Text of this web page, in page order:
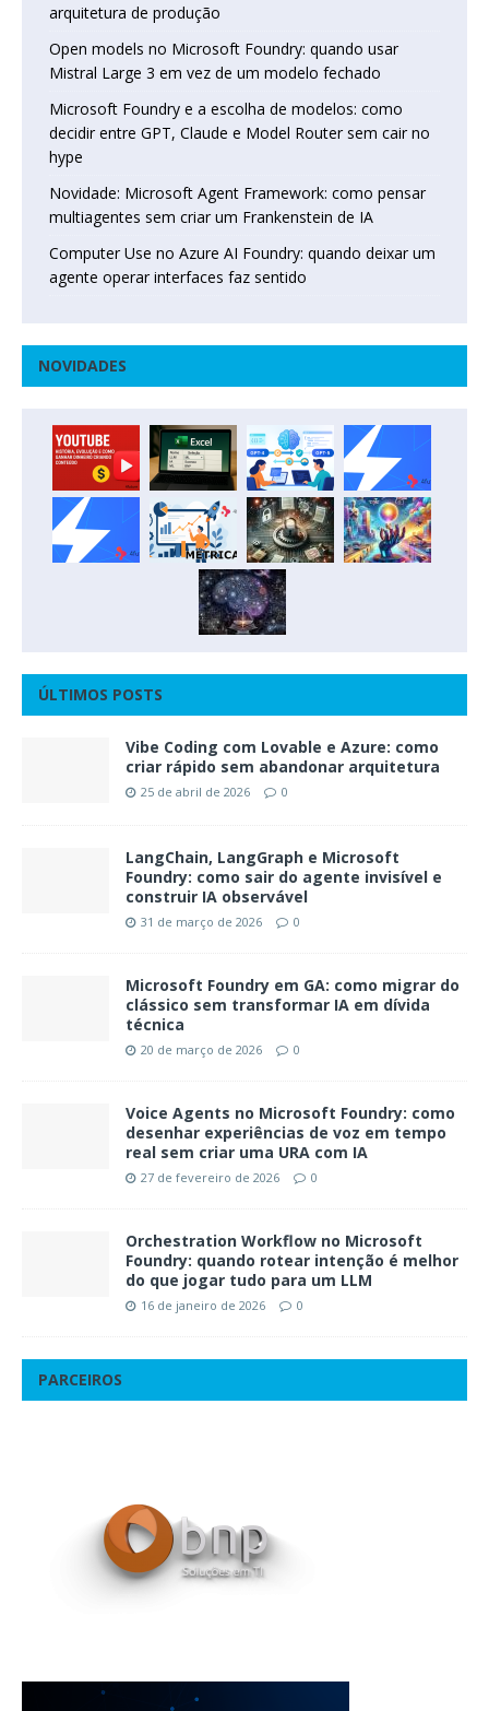
arquitetura de produção
Open models no Microsoft Foundry: quando usar
Mistral Large 3 em vez de um modelo fechado
Microsoft Foundry e a escolha de modelos: como
decidir entre GPT, Claude e Model Router sem cair no
hype
Novidade: Microsoft Agent Framework: como pensar
multiagentes sem criar um Frankenstein de IA
Computer Use no Azure AI Foundry: quando deixar um
agente operar interfaces faz sentido
NOVIDADES
ÚLTIMOS POSTS
Vibe Coding com Lovable e Azure: como
criar rápido sem abandonar arquitetura
25 de abril de 2026 0
LangChain, LangGraph e Microsoft
Foundry: como sair do agente invisível e
construir IA observável
31 de março de 2026 0
Microsoft Foundry em GA: como migrar do
clássico sem transformar IA em dívida
técnica
20 de março de 2026 0
Voice Agents no Microsoft Foundry: como
desenhar experiências de voz em tempo
real sem criar uma URA com IA
27 de fevereiro de 2026 0
Orchestration Workflow no Microsoft
Foundry: quando rotear intenção é melhor
do que jogar tudo para um LLM
16 de janeiro de 2026 0
PARCEIROS